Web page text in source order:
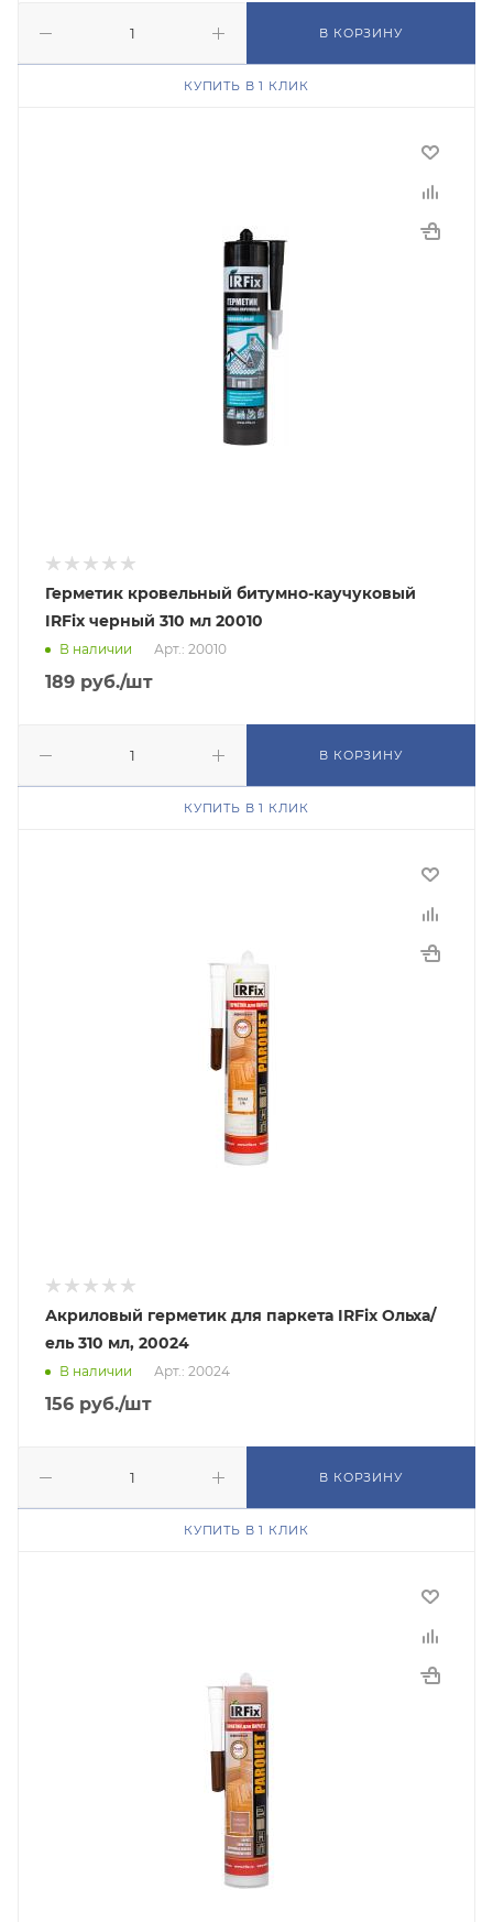
В КОРЗИНУ
КУПИТЬ В 1 КЛИК
Герметик кровельный битумно-каучуковый
IRFix черный 310 мл 20010
В наличии Арт.: 20010
189 руб./шт
В КОРЗИНУ
КУПИТЬ В 1 КЛИК
Акриловый герметик для паркета IRFix Ольха/
ель 310 мл, 20024
В наличии Арт.: 20024
156 руб./шт
В КОРЗИНУ
КУПИТЬ В 1 КЛИК